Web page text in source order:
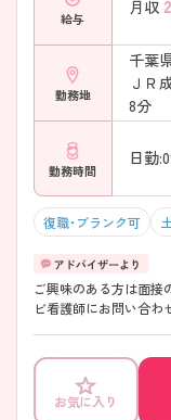
給与
月収
勤務地
千葉
ＪＲ
8分
勤務時間
日勤
復職・ブランク可
ご興味のある方は面接
ビ看護師にお問い合わ
お気に入り